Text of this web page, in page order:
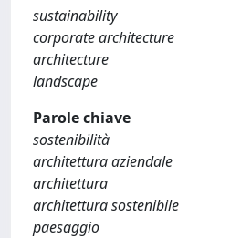
sustainability
corporate architecture
architecture
landscape
Parole chiave
sostenibilità
architettura aziendale
architettura
architettura sostenibile
paesaggio